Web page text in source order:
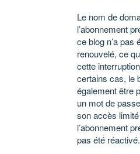
Le nom de
l’abonnement
ce blog n’a pas
renouvelé, ce
cette
certains cas, le
également être
un mot de
son accès
l’abonnement
pas été réactivé.